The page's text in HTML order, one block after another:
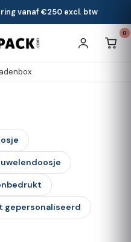
vanaf €250 excl. btw
0
gepersonaliseerd